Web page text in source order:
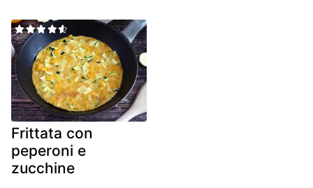
Frittata con
peperoni e
zucchine